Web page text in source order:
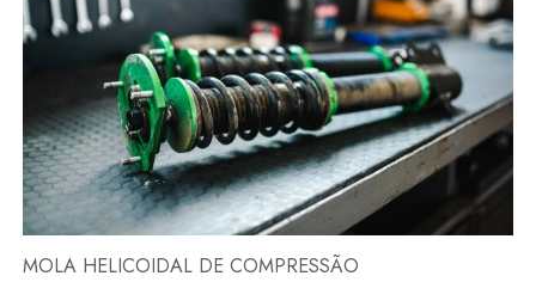
MOLA HELICOIDAL DE COMPRESSÃO